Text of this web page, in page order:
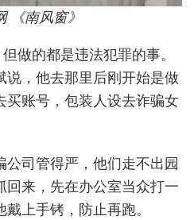
《南风窗》
做的都是违法犯罪的事。
说，他去那里后刚开始是做
买账号，包装人设去诈骗女
公司管得严，他们走不出园
回来，先在办公室当众打一
上手铐，防止再跑。